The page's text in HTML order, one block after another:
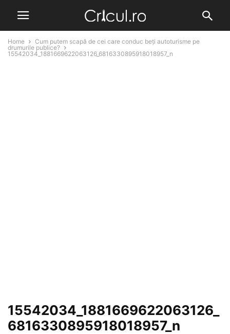
Home
Cum putem scapă de cei care conduc beți autoturisme pe
drumurile publice?
15542034_1881669622063126_6816330895918018957_n
15542034_1881669622063126_
6816330895918018957_n